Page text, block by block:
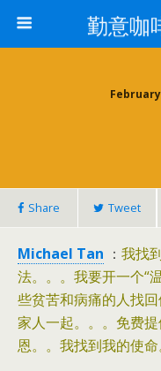
勤意咖
February
Share Tweet
Michael Tan ： 我找
法。。。我要开一个“
些贫苦和病痛的人找
家人一起。。。免费
恩。。我找到我的使命